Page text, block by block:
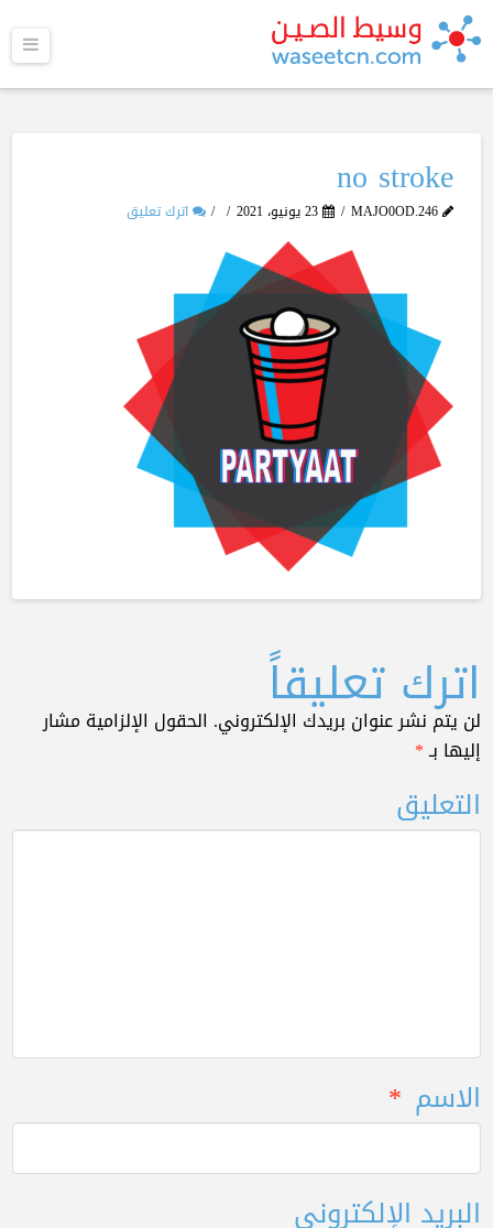
no stroke
MAJO0OD.246 23 يونيو، 2021 اترك تعليق
اترك تعليقاً
لن يتم نشر عنوان بريدك الإلكتروني. الحقول الإلزامية مشار
إليها بـ*
التعليق
الاسم *
البريد الإلكتروني